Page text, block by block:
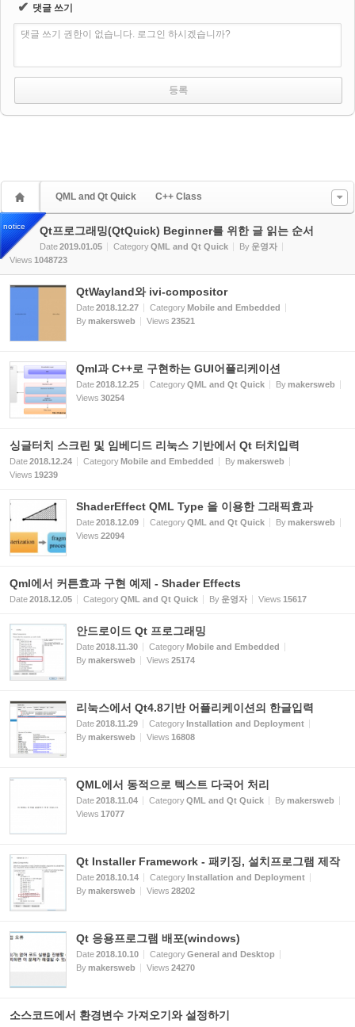
✔ 댓글 쓰기
댓글 쓰기 권한이 없습니다. 로그인 하시겠습니까?
QML and Qt Quick C++ Class
notice Qt프로그래밍(QtQuick) Beginner를 위한 글 읽는 순서
Date2019.01.05 CategoryQML and Qt Quick By 운영자
Views 1048723
QtWayland와 ivi-compositor
Date2018.12.27 CategoryMobile and Embedded
Bymakersweb Views 23521
Qml과 C++로 구현하는 GUI어플리케이션
Date2018.12.25 CategoryQML and Qt Quick Bymakersweb
Views 30254
싱글터치 스크린 및 임베디드 리눅스 기반에서 Qt 터치입력
Date2018.12.24 CategoryMobile and Embedded Bymakersweb
Views 19239
ShaderEffect QML Type 을 이용한 그래픽효과
Date2018.12.09 CategoryQML and Qt Quick Bymakersweb
Views 22094
Qml에서 커튼효과 구현 예제 - Shader Effects
Date2018.12.05 CategoryQML and Qt Quick By 운영자 Views 15617
안드로이드 Qt 프로그래밍
Date2018.11.30 CategoryMobile and Embedded
Bymakersweb Views 25174
리눅스에서 Qt4.8기반 어플리케이션의 한글입력
Date2018.11.29 CategoryInstallation and Deployment
Bymakersweb Views 16808
QML에서 동적으로 텍스트 다국어 처리
Date2018.11.04 CategoryQML and Qt Quick Bymakersweb
Views 17077
Qt Installer Framework - 패키징, 설치프로그램 제작
Date2018.10.14 CategoryInstallation and Deployment
Bymakersweb Views 28202
Qt 응용프로그램 배포(windows)
Date2018.10.10 CategoryGeneral and Desktop
Bymakersweb Views 24270
소스코드에서 환경변수 가져오기와 설정하기